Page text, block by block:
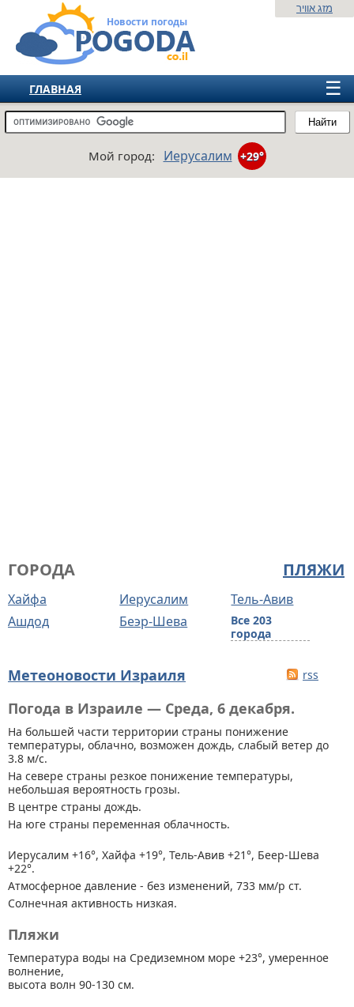
Новости погоды
Найти
מזג אוויר
☰
ГЛАВНАЯ
ИЗРАИЛЬ
ЕВРОПА
Мой город: Иерусалим +29°
ПЛЯЖИ
ГОРОДА
Хайфа Иерусалим
Тель-Авив
Ашдод
Беэр-Шева
Все 203
города
Метеоновости Израиля rss
Погода в Израиле — Среда, 6 декабря.
На большей части территории страны понижение
температуры, облачно, возможен дождь, слабый ветер до
3.8 м/с.
На севере страны резкое понижение температуры,
небольшая вероятность грозы.
В центре страны дождь.
На юге страны переменная облачность.
Иерусалим +16°, Хайфа +19°, Тель-Авив +21°, Беер-Шева
+22°.
Атмосферное давление - без изменений, 733 мм/р ст.
Солнечная активность низкая.
Пляжи
Температура воды на Средиземном море +23°, умеренное
волнение,
высота волн 90-130 см.